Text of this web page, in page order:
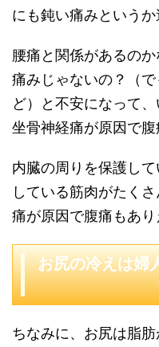
にも鈍い痛みというか
腰痛と関係があるの
痛みじゃないの？（
ど）と不安になって
坐骨神経痛が原因で腹
内臓の周りを保護し
している筋肉がたく
痛が原因で腹痛もあり
お尻の冷えは婦
ちなみに、お尻は脂